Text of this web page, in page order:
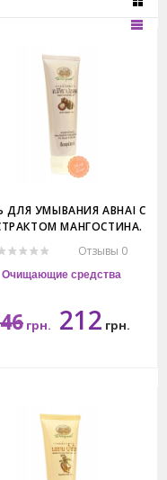
ДЛЯ УМЫВАНИЯ ABHAI С
МАНГОСТИНА.
Отзывы 0
Очищающие средства
грн. 212 грн.